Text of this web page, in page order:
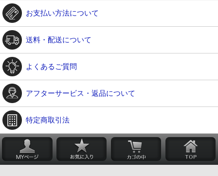
お支払い方法について
送料・配送について
よくあるご質問
アフターサービス・返品について
特定商取引法